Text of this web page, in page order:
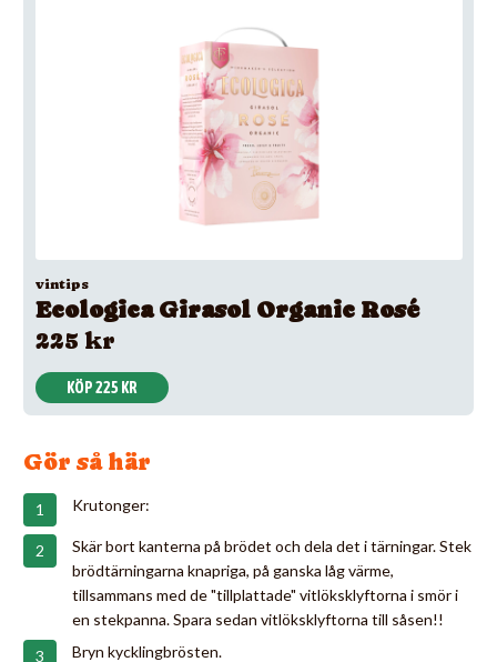
vintips
Ecologica Girasol Organic Rosé
225 kr
KÖP 225 KR
Gör så här
Krutonger:
Skär bort kanterna på brödet och dela det i tärningar. Stek
brödtärningarna knapriga, på ganska låg värme,
tillsammans med de "tillplattade" vitlöksklyftorna i smör i
en stekpanna. Spara sedan vitlöksklyftorna till såsen!!
Bryn kycklingbrösten.